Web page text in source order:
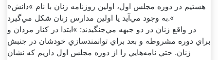
هستيم در دوره مجلس اول، اولين روزنامه زنان با نام »دانش«
به وجود مي‌آيد يا اولين مدارس زنان شکل مي‌گيرد.«
در واقع زنان در دو جبهه مي‌جنگيدند: »ابتدا در کنار مردان و
براي دوره مشروطه و بعد براي توانمندسازي خودشان در جنبش
زنان. حتي نامه‌هايي را از دوره مجلس اول داريم که نشان